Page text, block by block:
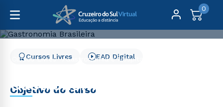
0
Cursos Livres
Gastronomia e Hospitalidade
Gastronomia Brasileira
Cursos Livres EAD Digital
Objetivo do curso